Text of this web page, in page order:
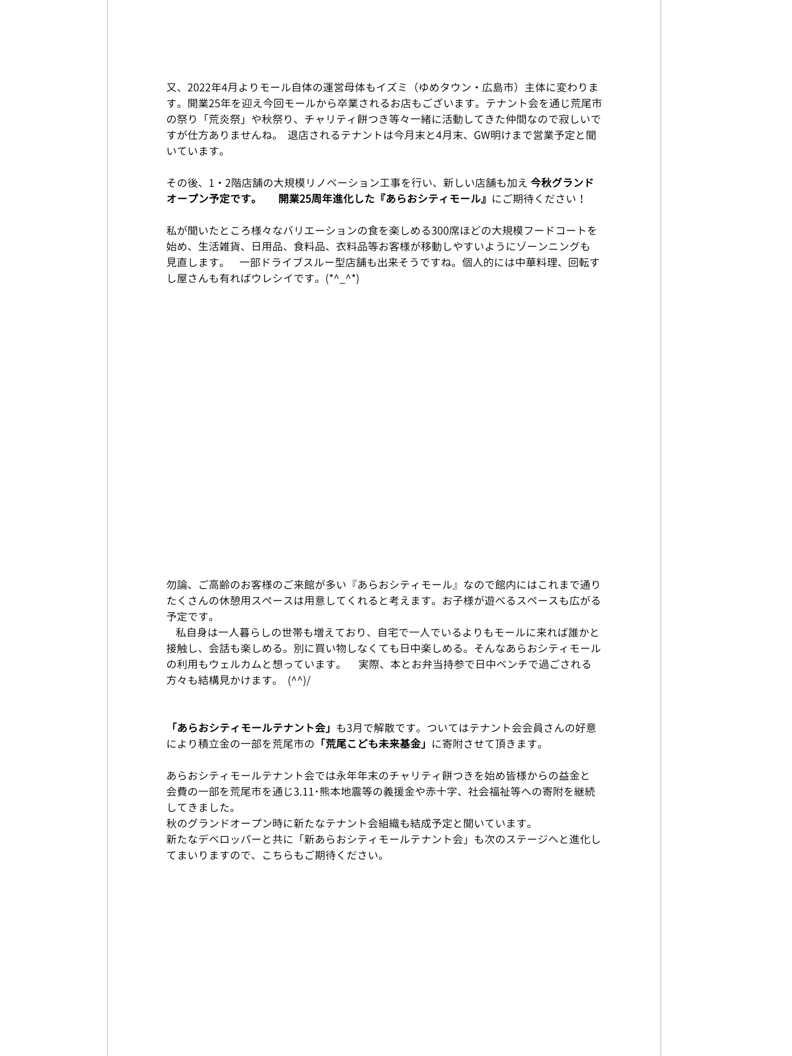
又、2022年4月よりモール自体の運営母体もイズミ（ゆめタウン・広島市）主体に変わりま
す。開業25年を迎え今回モールから卒業されるお店もございます。テナント会を通じ荒尾市
の祭り「荒炎祭」や秋祭り、チャリティ餅つき等々一緒に活動してきた仲間なので寂しいで
すが仕方ありませんね。  退店されるテナントは今月末と4月末、GW明けまで営業予定と聞
いています。
その後、1・2階店舗の大規模リノベーション工事を行い、新しい店舗も加え 今秋グランド
オープン予定です。       開業25周年進化した『あらおシティモール』 にご期待ください！
私が聞いたところ様々なバリエーションの食を楽しめる300席ほどの大規模フードコートを
始め、生活雑貨、日用品、食料品、衣料品等お客様が移動しやすいようにゾーンニングも
見直します。    一部ドライブスルー型店舗も出来そうですね。個人的には中華料理、回転す
し屋さんも有ればウレシイです。(*^_^*)
勿論、ご高齢のお客様のご来館が多い『あらおシティモール』なので館内にはこれまで通り
たくさんの休憩用スペースは用意してくれると考えます。お子様が遊べるスペースも広がる
予定です。
接触し、会話も楽しめる。別に買い物しなくても日中楽しめる。そんなあらおシティモール
の利用もウェルカムと想っています。     実際、本とお弁当持参で日中ベンチで過ごされる
方々も結構見かけます。  (^^)/
「あらおシティモールテナント会」 も3月で解散です。ついてはテナント会会員さんの好意
により積立金の一部を荒尾市の 「荒尾こども未来基金」 に寄附させて頂きます。
あらおシティモールテナント会では永年年末のチャリティ餅つきを始め皆様からの益金と
会費の一部を荒尾市を通じ3.11･熊本地震等の義援金や赤十字、社会福祉等への寄附を継続
してきました。
秋のグランドオープン時に新たなテナント会組織も結成予定と聞いています。
新たなデベロッパーと共に「新あらおシティモールテナント会」も次のステージへと進化し
てまいりますので、こちらもご期待ください。